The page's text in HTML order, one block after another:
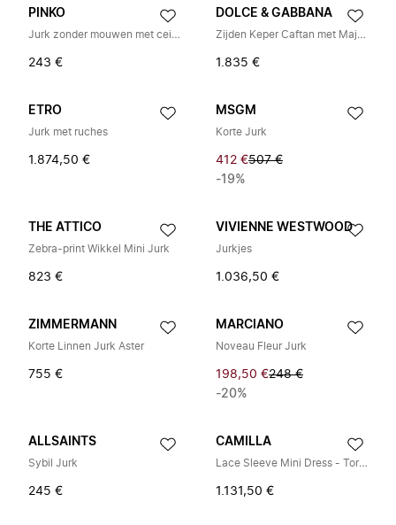
PINKO
Jurk zonder mouwen met ceintuur in ruitprint
243 €
DOLCE & GABBANA
Zijden Keper Caftan met Majolica Print
1.835 €
ETRO
Jurk met ruches
1.874,50 €
MSGM
Korte Jurk
412 €507 €
-19%
THE ATTICO
Zebra-print Wikkel Mini Jurk
823 €
VIVIENNE WESTWOOD
Jurkjes
1.036,50 €
ZIMMERMANN
Korte Linnen Jurk Aster
755 €
MARCIANO
Noveau Fleur Jurk
198,50 €248 €
-20%
ALLSAINTS
Sybil Jurk
245 €
CAMILLA
Lace Sleeve Mini Dress - Torero Libertine
1.131,50 €